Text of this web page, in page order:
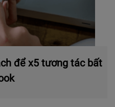
để x5 tương tác bất